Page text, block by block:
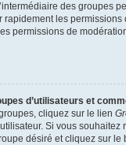
des groupes
rapidement les permissions
permissions de
d’utilisateurs et
cliquez sur le lien
Si vous souhaitez
désiré et cliquez sur le